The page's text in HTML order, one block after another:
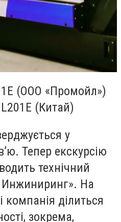
(ООО «Промойл»)
(Китай)
у
Тепер екскурсію
технічний
На
компанія ділиться
зокрема,